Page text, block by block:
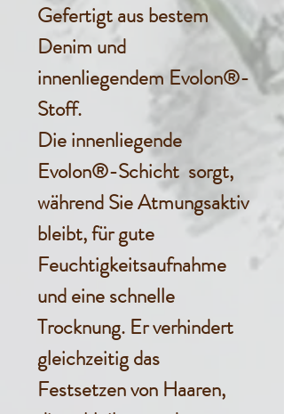
Gefertigt aus bestem
Denim und
innenliegendem Evolon®-
Stoff.
Die innenliegende
Evolon®-Schicht sorgt,
während Sie Atmungsaktiv
bleibt, für gute
Feuchtigkeitsaufnahme
und eine schnelle
Trocknung. Er verhindert
gleichzeitig das
Festsetzen von Haaren,